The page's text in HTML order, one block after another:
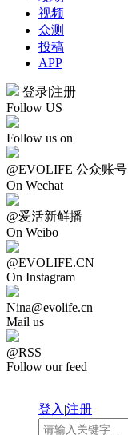
视频
众测
投稿
APP
登录|注册
Follow US
Follow us on
@EVOLIFE 公众账号
On Wechat
@爱活新鲜播
On Weibo
@EVOLIFE.CN
On Instagram
Nina@evolife.cn
Mail us
@RSS
Follow our feed
登入|注册